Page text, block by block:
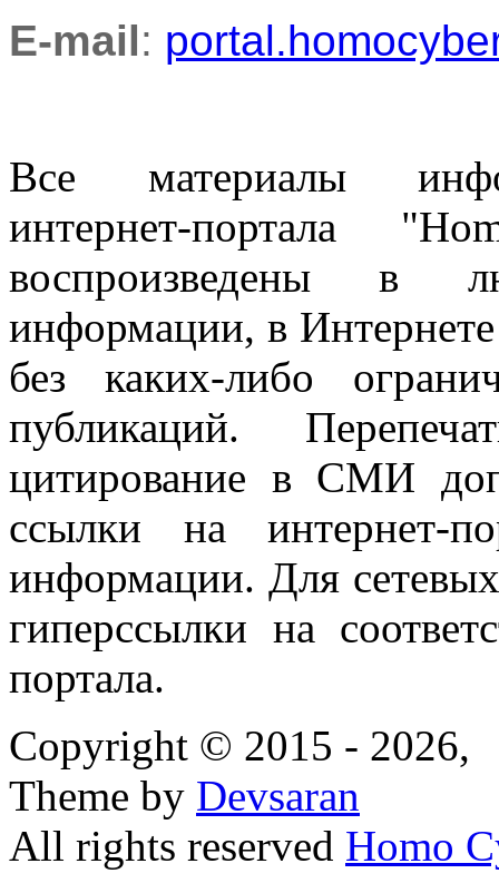
E-mail:
Все материалы
интернет-портала
воспроизведены в
информации, в
без каких-либо
публикаций.
цитирование в СМИ
ссылки на интернет-
информации. Для
гиперссылки на
портала.
Copyright © 2015 - 2026,
Theme by Devsaran
All rights reserved Homo